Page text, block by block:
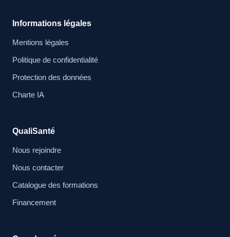
Informations légales
Mentions légales
Politique de confidentialité
Protection des données
Charte IA
QualiSanté
Nous rejoindre
Nous contacter
Catalogue des formations
Financement